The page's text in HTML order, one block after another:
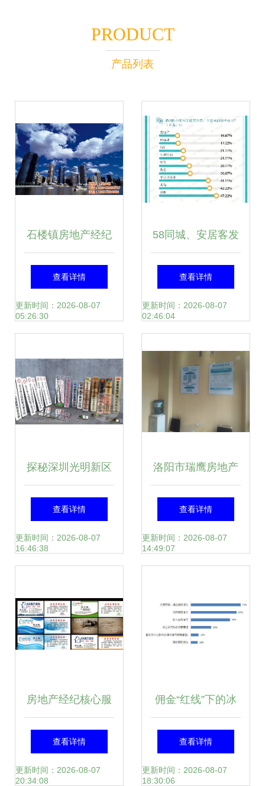
PRODUCT
产品列表
石楼镇房地产经纪
人生存图鉴 从“闭
眼卖房”到“极致专
查看详情
更新时间：2026-08-07
05:26:30
58同城、安居客发
布2021年Q4报告
三十城写字楼市场
办公空间成热门之
查看详情
更新时间：2026-08-07
02:46:04
探秘深圳光明新区
广告印刷与特色印
刷服务
查看详情
更新时间：2026-08-07
16:46:38
洛阳市瑞鹰房地产
经纪 专业服务，缔
造美好家园
查看详情
更新时间：2026-08-07
14:49:07
房地产经纪核心服
务 专业操盘与全局
视野下的双轮驱动
查看详情
更新时间：2026-08-07
20:34:08
佣金“红线”下的冰
与火 房地产经纪公
司的生门再造之战
查看详情
更新时间：2026-08-07
18:30:06